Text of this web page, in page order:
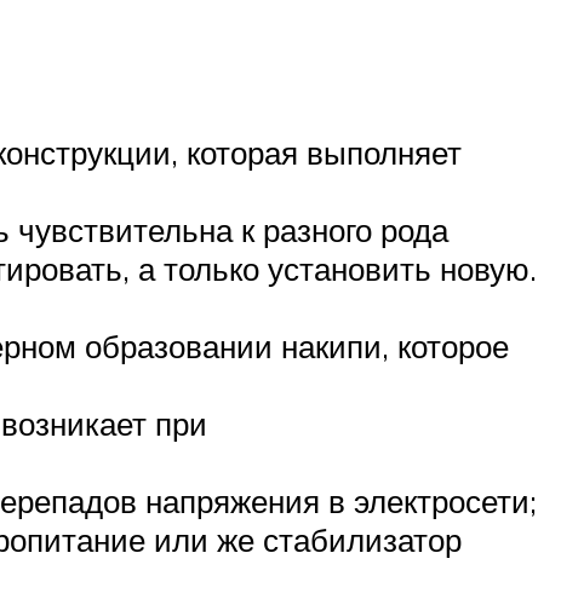
которая выполняет
к разного рода
а только установить новую.
образовании накипи, которое
при
напряжения в электросети;
или же стабилизатор